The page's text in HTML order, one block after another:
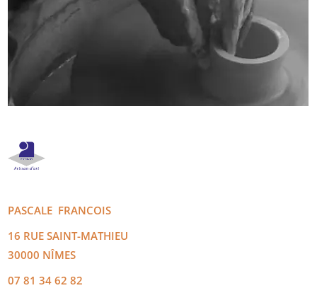
PASCALE FRANCOIS
16 RUE SAINT-MATHIEU
30000 NÎMES
07 81 34 62 82